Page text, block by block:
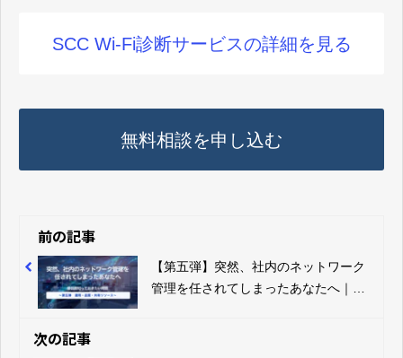
SCC Wi-Fi診断サービスの詳細を見る
無料相談を申し込む
前の記事
【第五弾】突然、社内のネットワーク
管理を任されてしまったあなたへ｜最
次の記事